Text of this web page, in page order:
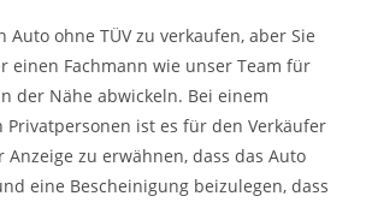
Auto ohne TÜV zu verkaufen, aber Sie
einen Fachmann wie unser Team für
der Nähe abwickeln. Bei einem
Privatpersonen ist es für den Verkäufer
zu erwähnen, dass das Auto
eine Bescheinigung beizulegen, dass